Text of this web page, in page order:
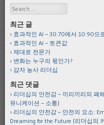
Search
최근 글
효과적인 AI – 30:70에서 10:90으
효과적인 AI – 토큰값
제대로 전문가
변화는 누구의 몫인가?
감자 농사 리더십
최근 댓글
리더십의 안전감 – 끼리끼리의 폐
뮤니케이션 – 소통)
리더십의 안전감 – 안전의 요소:
Dreaming for the Future (리더십의